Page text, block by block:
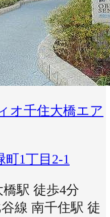
オ千住大橋エア
町1丁目2-1
駅 徒歩4分
線 南千住駅 徒